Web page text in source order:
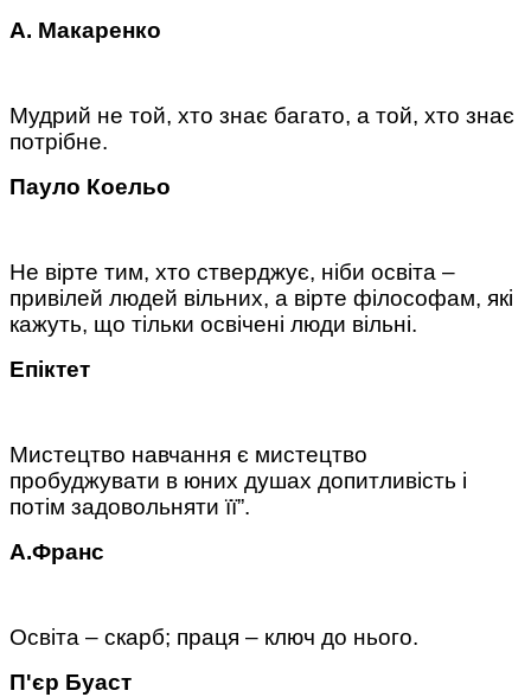
А. Макаренко
Мудрий не той, хто знає багато, а той, хто знає
потрібне.
Пауло Коельо
Не вірте тим, хто стверджує, ніби освіта –
привілей людей вільних, а вірте філософам, які
кажуть, що тільки освічені люди вільні.
Епіктет
Мистецтво навчання є мистецтво
пробуджувати в юних душах допитливість і
потім задовольняти її”.
А.Франс
Освіта – скарб; праця – ключ до нього.
П'єр Буаст